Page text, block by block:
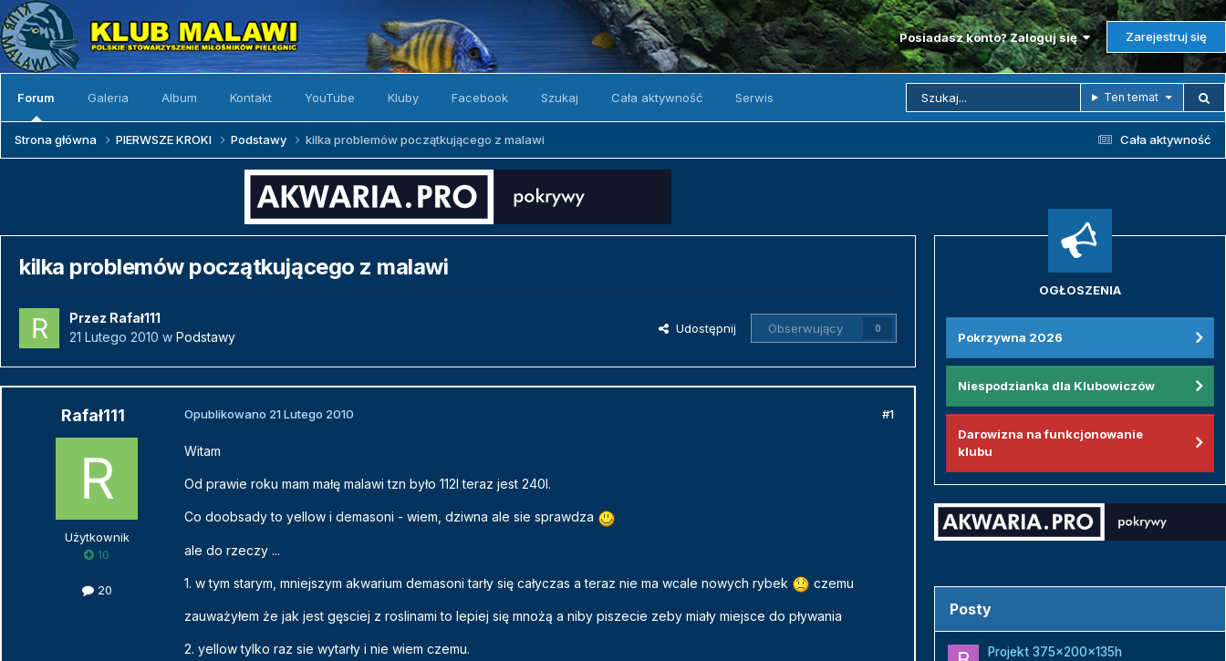
Posiadasz konto? Zaloguj się Zarejestruj się
Forum Galeria Album Kontakt YouTube Kluby Facebook Szukaj Cała aktywność Serwis Ten temat
Cała aktywność
Strona główna PIERWSZE KROKI Podstawy kilka problemów początkującego z malawi
kilka problemów początkującego z malawi
Przez Rafał111
21 Lutego 2010 w Podstawy
Udostępnij Obserwujący 0
Rafał111
Użytkownik
10
20
#1
Opublikowano 21 Lutego 2010
Witam
Od prawie roku mam małę malawi tzn było 112l teraz jest 240l.
Co doobsady to yellow i demasoni - wiem, dziwna ale sie sprawdza
ale do rzeczy ...
1. w tym starym, mniejszym akwarium demasoni tarły się całyczas a teraz nie ma wcale nowych rybek czemu
zauważyłem że jak jest gęsciej z roslinami to lepiej się mnożą a niby piszecie zeby miały miejsce do pływania
2. yellow tylko raz sie wytarły i nie wiem czemu.
OGŁOSZENIA
Pokrzywna 2026
Niespodzianka dla Klubowiczów
Darowizna na funkcjonowanie
klubu
Posty
Projekt 375x200x135h